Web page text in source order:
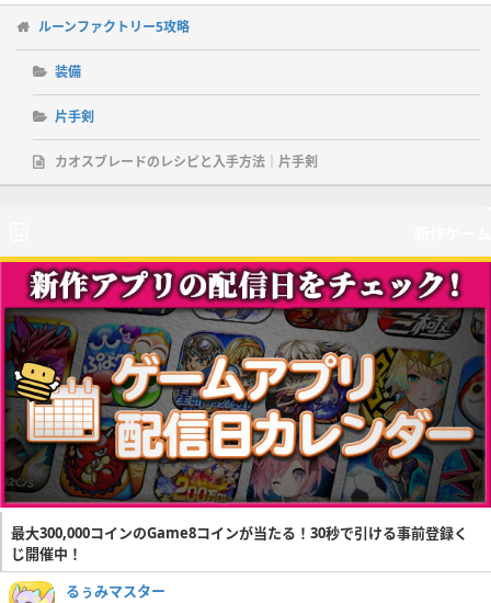
ルーンファクトリー5攻略
装備
片手剣
カオスブレードのレシピと入手方法｜片手剣
最大300,000コインのGame8コインが当たる！30秒で引ける事前登録く
じ開催中！
るぅみマスター